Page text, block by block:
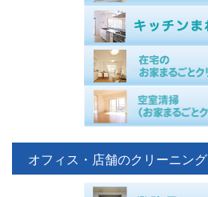
オフィス・店舗のクリーニング